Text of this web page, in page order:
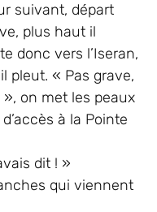
suivant, départ
plus haut il
donc vers l’Iseran,
pleut. « Pas grave,
on met les peaux
à la Pointe
dit ! »
qui viennent